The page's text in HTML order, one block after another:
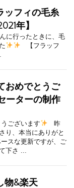
ッフィの毛糸
年】
に行ったときに、毛
【フラッフ
おめでとうご
ーターの制作
ございます
昨
り、本当にありがと
スな更新ですが、ご
下さ ...
物&楽天